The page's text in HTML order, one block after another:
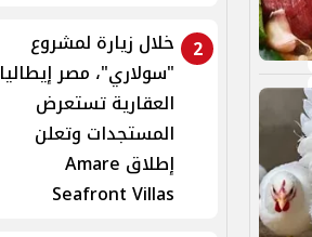
2
خلال زيارة لمشروع
"سولاري"، مصر إيطاليا
العقارية تستعرض
المستجدات وتعلن
إطلاق Amare
Seafront Villas